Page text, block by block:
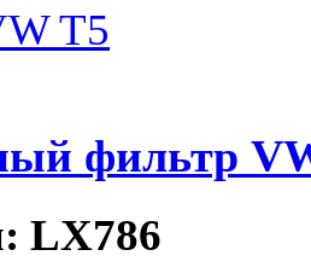
фильтр
LX786